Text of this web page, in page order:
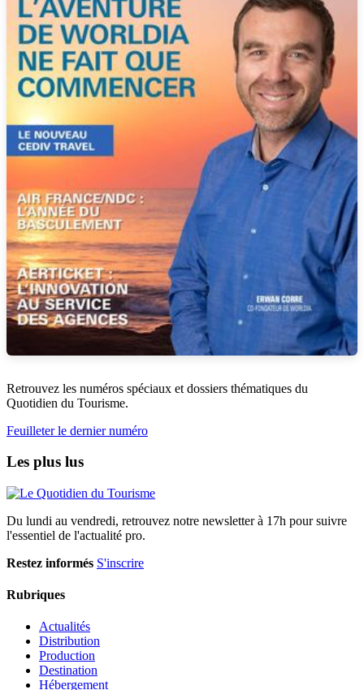
Retrouvez les numéros spéciaux et dossiers thématiques du
Quotidien du Tourisme.
Feuilleter le dernier numéro
Les plus lus
Du lundi au vendredi, retrouvez notre newsletter à 17h pour suivre
l'essentiel de l'actualité pro.
Restez informés S'inscrire
Rubriques
Actualités
Distribution
Production
Destination
Hébergement